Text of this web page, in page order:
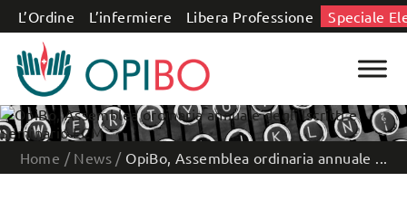
Salta al contenuto
L’Ordine L’infermiere Libera Professione Speciale
Home / News / OpiBo, Assemblea ordinaria annuale ...